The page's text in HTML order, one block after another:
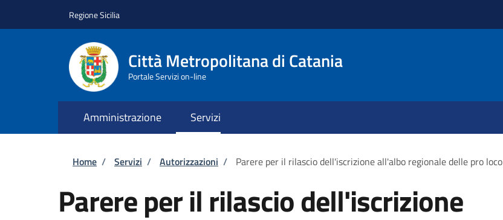
Regione Sicilia
Città Metropolitana di Catania
Portale Servizi on-line
Amministrazione Servizi
Briciole di pane
Home / Servizi / Autorizzazioni / Parere per il rilascio dell'iscrizione all'albo regionale delle pro loco
Parere per il rilascio dell'iscrizione